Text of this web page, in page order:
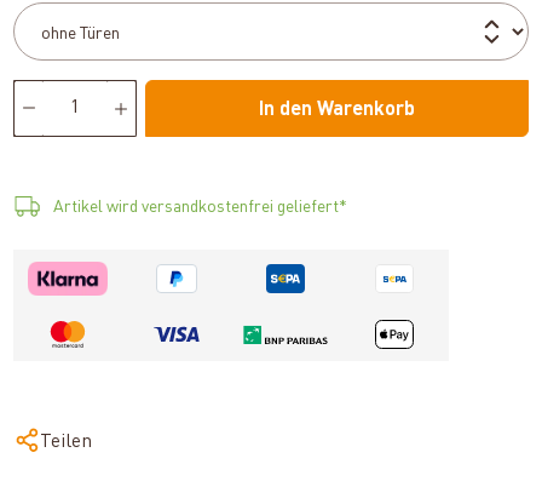
In den Warenkorb
Artikel wird versandkostenfrei geliefert*
Teilen